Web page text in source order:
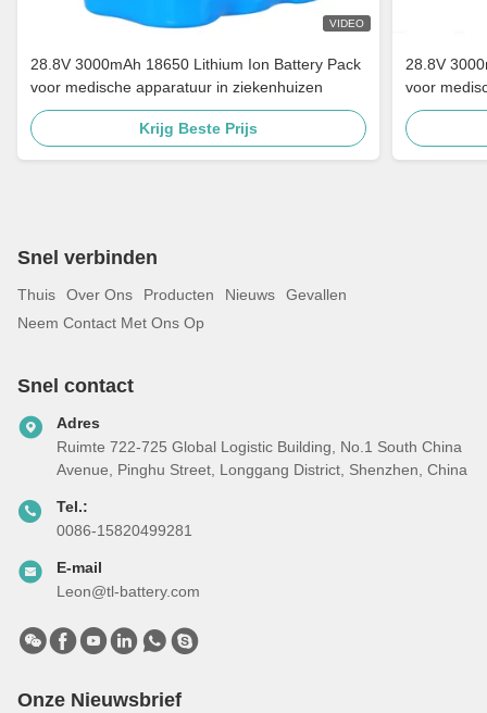
VIDEO
28.8V 3000mAh 18650 Lithium Ion Battery Pack
voor medische apparatuur in ziekenhuizen
Krijg Beste Prijs
28.8V
voor
Snel verbinden
Thuis Over Ons Producten Nieuws
Gevallen
Neem Contact Met Ons Op
Snel contact
Adres
Ruimte 722-725 Global Logistic Building, No.1 South China
Avenue, Pinghu Street, Longgang District, Shenzhen, China
Tel.:
0086-15820499281
E-mail
Leon@tl-battery.com
Onze Nieuwsbrief